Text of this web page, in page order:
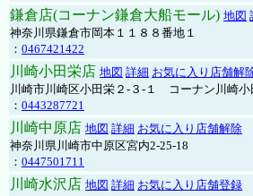
鎌倉店(コーナン鎌倉大船モール) 地図
神奈川県鎌倉市岡本１１８８番地１
： 0467421422
川崎小田栄店 地図 詳細 お気に入り店舗解
川崎市川崎区小田栄２‐３‐１ コーナン川崎小
： 0443287721
川崎中原店 地図 詳細 お気に入り店舗解除
神奈川県川崎市中原区宮内2-25-18
： 0447501711
川崎水沢店 地図 詳細 お気に入り店舗登録